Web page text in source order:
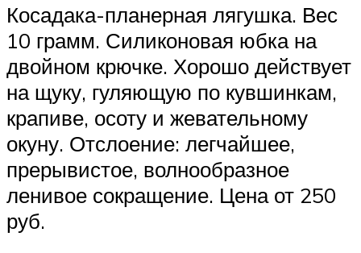
Косадака-планерная лягушка. Вес
10 грамм. Силиконовая юбка на
двойном крючке. Хорошо действует
на щуку, гуляющую по кувшинкам,
крапиве, осоту и жевательному
окуну. Отслоение: легчайшее,
прерывистое, волнообразное
ленивое сокращение. Цена от 250
руб.